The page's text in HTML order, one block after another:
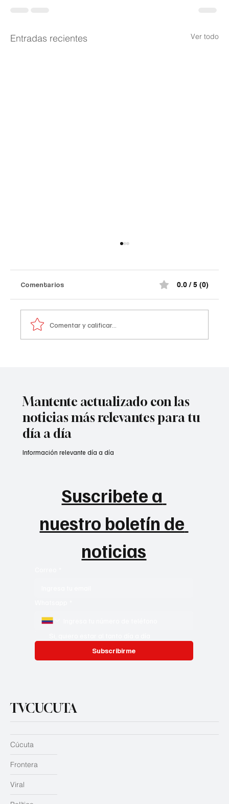
Entradas recientes Ver todo
terr0r1st@ de la madrugada
¡Impactante! Así quedó el comando de la
información preliminar, la explosión estuvo
acompañada por ráf@g@s
Comentarios 0.0 / 5 (0)
Comentar y calificar...
Mantente actualizado con las
noticias más relevantes para tu
día a día
Suscribete a
nuestro boletín de
noticias
Subscribirme
Información relevante día a día
TVCUCUTA
Cúcuta
Frontera
Viral